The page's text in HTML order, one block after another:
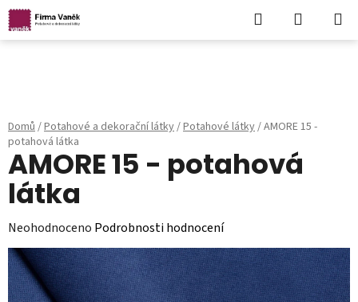
Hledat
KOŠÍK
Domů/Potahové a dekorační látky/Potahové látky/AMORE 15 -
potahová látka
AMORE 15 - potahová
látka
Průměrné
hodnocení
produktu
je
Neohodnoceno Podrobnosti hodnocení